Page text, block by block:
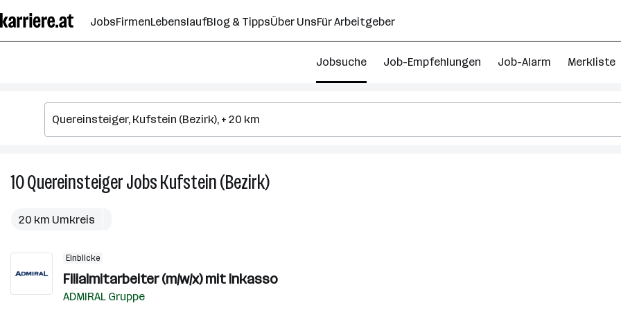
Seiteninhalt
springen
JobsFirmenLebenslaufBlog & TippsÜber UnsFür Arbeitgeber
Jobsuche Job-Empfehlungen Job-Alarm Merkliste
10QuereinsteigerJobsKufstein (Bezirk)10
20 km Umkreis
Einblicke
Filialmitarbeiter (m/w/x) mit Inkasso
ADMIRAL Gruppe